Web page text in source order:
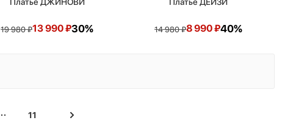
19 980₽13 990₽30% 14 980₽8 990₽40%
11